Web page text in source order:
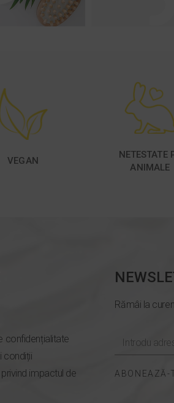
VEGAN
NETESTATE
ANIMALE
confidențialitate
condiții
impactul de
Rămâi la